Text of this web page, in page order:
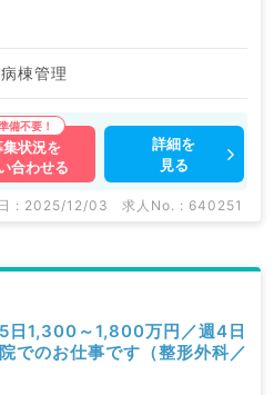
棟管理
集状況を
合わせる
詳細を
見る
: 2025/12/03 求人No. : 640251
5日1,300～1,800万円／週4日
でのお仕事です（整形外科／